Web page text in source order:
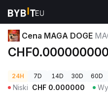
Ceny kryptowalut Cena MAGA
Cena MAGA DOGE
24H 7D 14D 30D 60D
Niski CHF 0.000000